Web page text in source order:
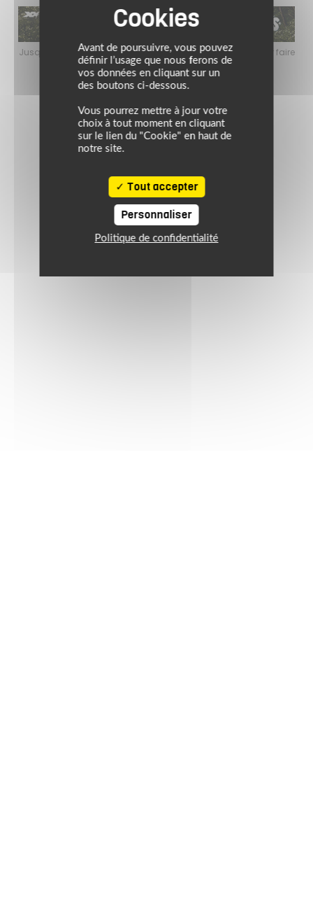
Jusqu’au 24 août 2026, profitez de l’ambiance estivale pour faire
le plein de bons plans sur l’équipement motard !
Avant de poursuivre, vous pouvez
définir l’usage que nous ferons de
vos données en cliquant sur un
des boutons ci-dessous.
Vous pourrez mettre à jour votre
choix à tout moment en cliquant
sur le lien du "Cookie" en haut de
notre site.
Tout accepter
Personnaliser
Politique de confidentialité